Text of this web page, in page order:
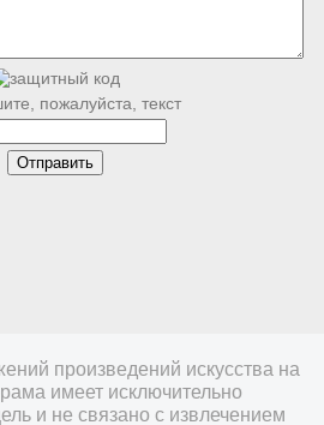
пожалуйста, текст
произведений искусства на
имеет исключительно
и не связано с извлечением